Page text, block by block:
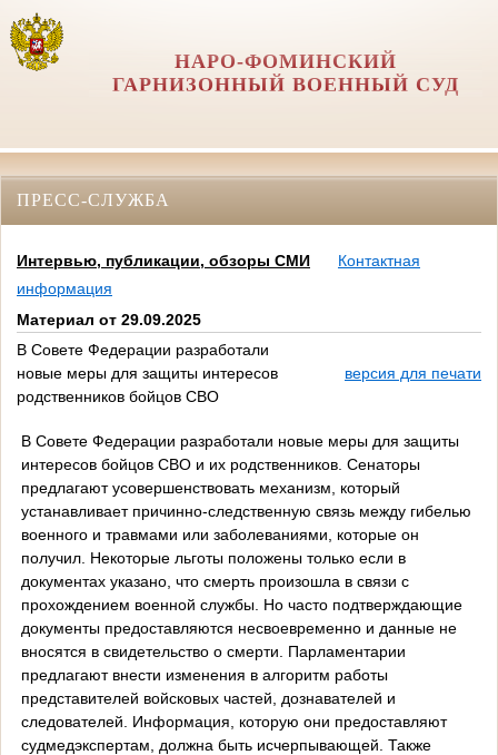
НАРО-ФОМИНСКИЙ
ГАРНИЗОННЫЙ ВОЕННЫЙ СУД
ПРЕСС-СЛУЖБА
Интервью, публикации, обзоры СМИ
Контактная
информация
Материал от 29.09.2025
В Совете Федерации разработали
новые меры для защиты интересов
родственников бойцов СВО
версия для печати
В Совете Федерации разработали новые меры для защиты
интересов бойцов СВО и их родственников. Сенаторы
предлагают усовершенствовать механизм, который
устанавливает причинно-следственную связь между гибелью
военного и травмами или заболеваниями, которые он
получил. Некоторые льготы положены только если в
документах указано, что смерть произошла в связи с
прохождением военной службы. Но часто подтверждающие
документы предоставляются несвоевременно и данные не
вносятся в свидетельство о смерти. Парламентарии
предлагают внести изменения в алгоритм работы
представителей войсковых частей, дознавателей и
следователей. Информация, которую они предоставляют
судмедэкспертам, должна быть исчерпывающей. Также